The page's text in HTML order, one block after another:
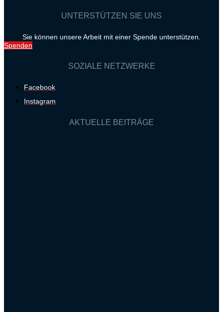
UNTERSTÜTZEN SIE UNS
Sie können unsere Arbeit mit einer Spende unterstützen.
Spenden
SOZIALE NETZWERKE
Facebook
Instagram
AKTUELLE BEITRÄGE